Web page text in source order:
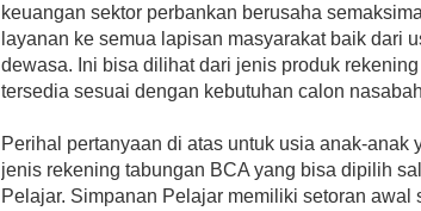
keuangan sektor perbankan berusaha
layanan ke semua lapisan masyarakat baik dari
dewasa. Ini bisa dilihat dari jenis produk
tersedia sesuai dengan kebutuhan calon
Perihal pertanyaan di atas untuk usia anak-anak
jenis rekening tabungan BCA yang bisa dipilih
Pelajar. Simpanan Pelajar memiliki setoran awal